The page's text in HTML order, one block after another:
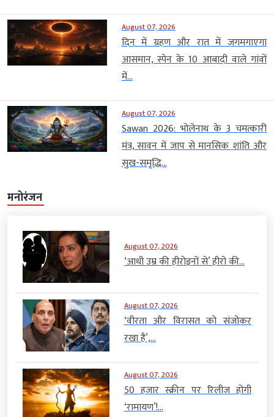
August 07, 2026
दिन में ग्रहण और रात में जगमगाएगा
आसमान, स्पेन के 10 आबादी वाले गांवों
में...
August 07, 2026
Sawan 2026: भोलेनाथ के 3 चमत्कारी
मंत्र, सावन में जाप से मानसिक शांति और
सुख-समृद्धि...
मनोरंजन
August 07, 2026
‘आधी उम्र की हीरोइनों से’ हीरो की...
August 07, 2026
‘वीरता और विरासत को संजोकर
रखा है’,...
August 07, 2026
50 हजार स्क्रीन पर रिलीज होगी
‘रामायण’!...